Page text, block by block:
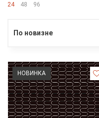
24 48 96
По новизне
НОВИНКА